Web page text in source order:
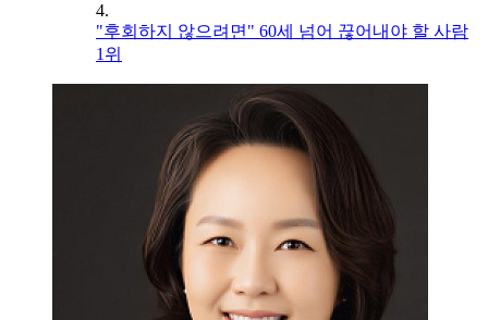
4.
"후회하지 않으려면" 60세 넘어 끊어내야 할 사람
1위